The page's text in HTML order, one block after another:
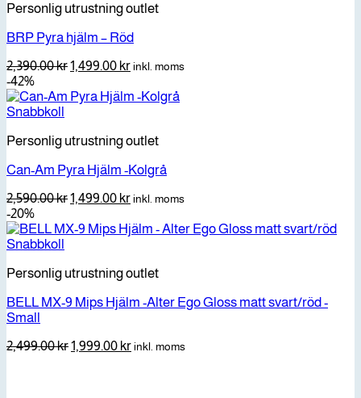
Personlig utrustning outlet
BRP Pyra hjälm – Röd
2,390.00krDet
priset
1,499.00 krDet
priset
inkl. moms
-42%
Snabbkoll
Personlig utrustning outlet
Can-Am Pyra Hjälm -Kolgrå
2,590.00krDet
priset
1,499.00 krDet
priset
inkl. moms
-20%
Snabbkoll
Personlig utrustning outlet
BELL MX-9 Mips Hjälm -Alter Ego Gloss matt svart/röd -
Small
2,499.00krDet
1,999.00 krDet
inkl. moms